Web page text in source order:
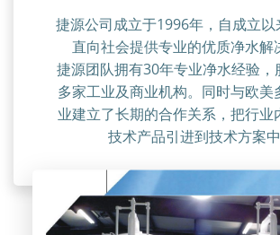
捷源公司成立于1996年，自成立以
直向社会提供专业的优质净水解
捷源团队拥有30年专业净水经验，
多家工业及商业机构。同时与欧美
业建立了长期的合作关系，把行业
技术产品引进到技术方案中